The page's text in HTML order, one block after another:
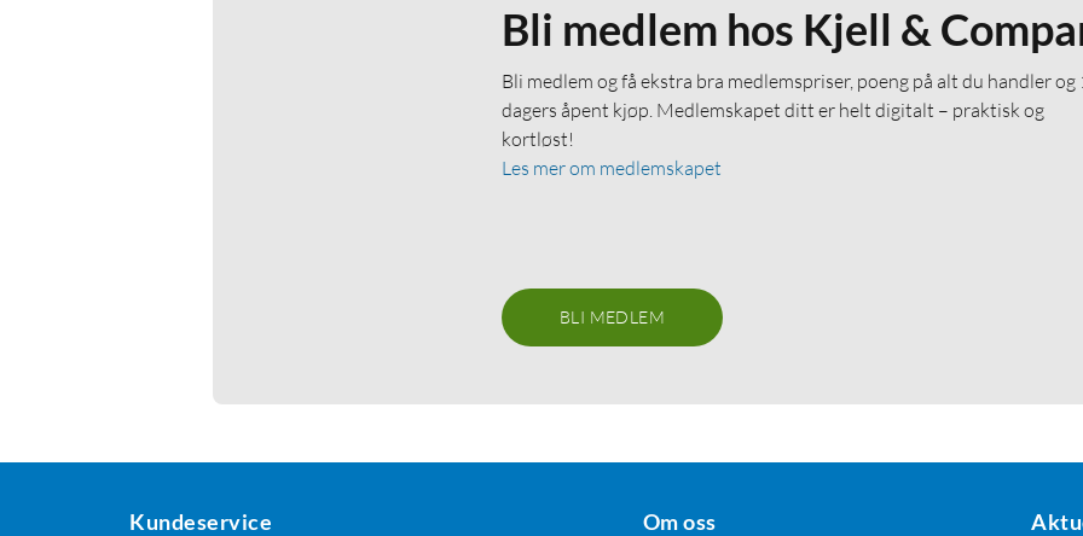
Bli medlem hos Kjell &
Bli medlem og få ekstra bra medlemspriser, poeng på alt du handler og
dagers åpent kjøp. Medlemskapet ditt er helt digitalt – praktisk og
kortløst!
Les mer om medlemskapet
BLI MEDLEM
Kundeservice Om oss